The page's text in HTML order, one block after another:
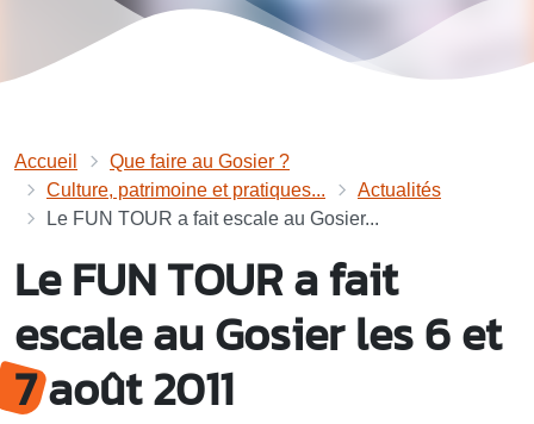
Accueil
Que faire au Gosier ?
Culture, patrimoine et pratiques...
Actualités
Le FUN TOUR a fait escale au Gosier...
Le FUN TOUR a fait
escale au Gosier les 6 et
7 août 2011